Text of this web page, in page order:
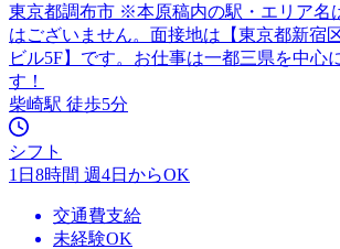
東京都調布市 ※本原稿内の駅・エリア名
はございません。面接地は【東京都新宿
ビル5F】です。お仕事は一都三県を中心
す！
柴崎駅 徒歩5分
シフト
1日8時間 週4日からOK
交通費支給
未経験OK